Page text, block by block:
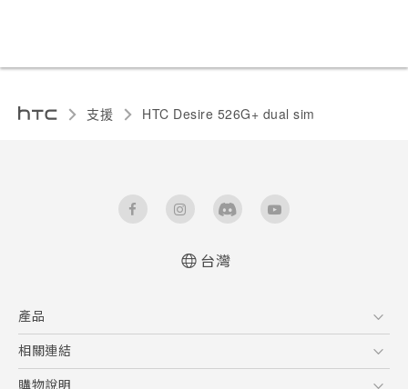
支援 HTC Desire 526G+ dual sim‎
台灣
產品
5G
智慧型手機
相關連結
HTC Research